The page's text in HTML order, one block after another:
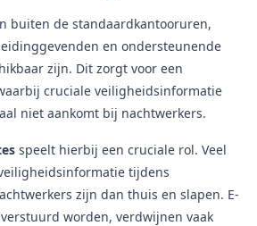
buiten de standaardkantooruren,
en ondersteunende
zijn. Dit zorgt voor een
cruciale veiligheidsinformatie
niet aankomt bij nachtwerkers.
speelt hierbij een cruciale rol. Veel
tijdens
zijn dan thuis en slapen. E-
worden, verdwijnen vaak